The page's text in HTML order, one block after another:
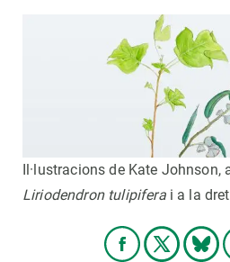
Il·lustracions de Kate Johnson,
Liriodendron tulipiferai a la